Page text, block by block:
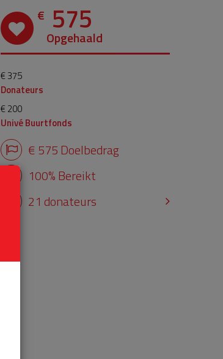
€ 575
Opgehaald
€ 375
Donateurs
€ 200
Univé Buurtfonds
€ 575 Doelbedrag
100% Bereikt
21 donateurs